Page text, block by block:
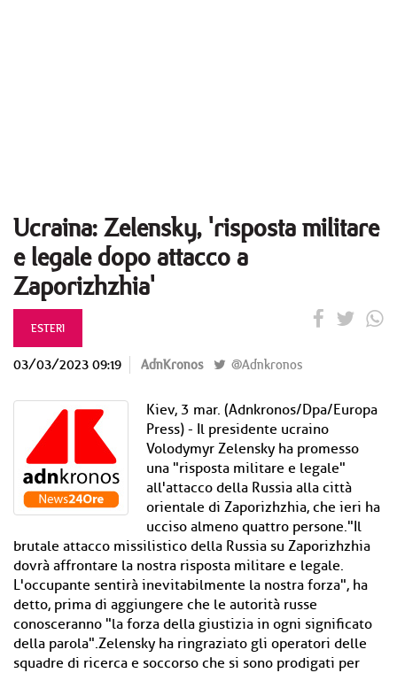
Ucraina: Zelensky, 'risposta militare
e legale dopo attacco a
Zaporizhzhia'
ESTERI
03/03/2023 09:19 AdnKronos @Adnkronos
Kiev, 3 mar. (Adnkronos/Dpa/Europa
Press) - Il presidente ucraino
Volodymyr Zelensky ha promesso
una "risposta militare e legale"
all'attacco della Russia alla città
orientale di Zaporizhzhia, che ieri ha
ucciso almeno quattro persone."Il
brutale attacco missilistico della Russia su Zaporizhzhia
dovrà affrontare la nostra risposta militare e legale.
L'occupante sentirà inevitabilmente la nostra forza", ha
detto, prima di aggiungere che le autorità russe
conosceranno "la forza della giustizia in ogni significato
della parola".Zelensky ha ringraziato gli operatori delle
squadre di ricerca e soccorso che si sono prodigati per